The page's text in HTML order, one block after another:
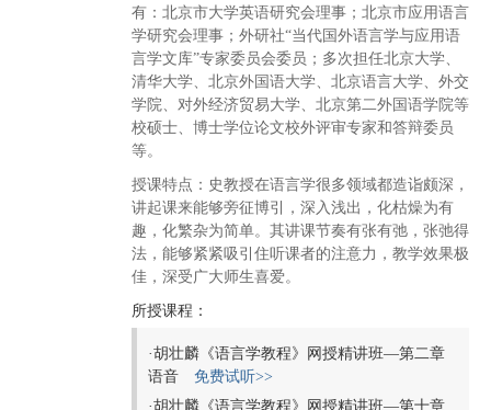
有：北京市大学英语研究会理事；北京市应用语言
学研究会理事；外研社“当代国外语言学与应用语
言学文库”专家委员会委员；多次担任北京大学、
清华大学、北京外国语大学、北京语言大学、外交
学院、对外经济贸易大学、北京第二外国语学院等
校硕士、博士学位论文校外评审专家和答辩委员
等。
授课特点：史教授在语言学很多领域都造诣颇深，
讲起课来能够旁征博引，深入浅出，化枯燥为有
趣，化繁杂为简单。其讲课节奏有张有弛，张弛得
法，能够紧紧吸引住听课者的注意力，教学效果极
佳，深受广大师生喜爱。
所授课程：
·胡壮麟《语言学教程》网授精讲班—第二章
语音 免费试听>>
·胡壮麟《语言学教程》网授精讲班—第十章